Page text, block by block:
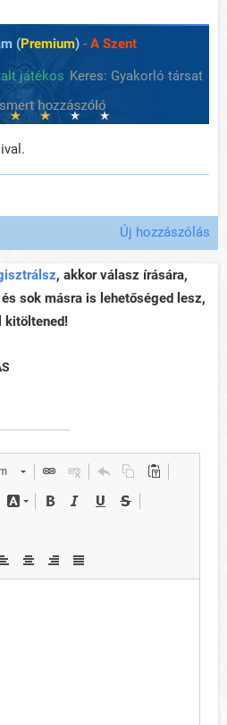
(Premium) - A Szent
játékos Keres: Gyakorló társat
Új hozzászólás
, akkor válasz írására,
sok másra is lehetőséged lesz,
kitöltened!